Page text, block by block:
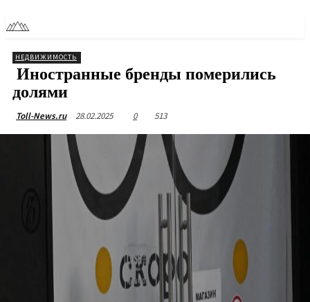
НЕДВИЖИМОСТЬ
Иностранные бренды померились
долями
Toll-News.ru 28.02.2025 0 513